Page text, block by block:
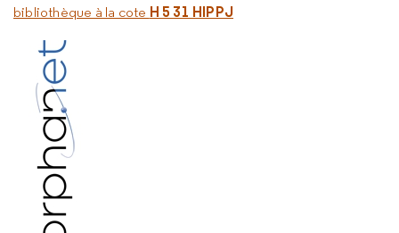
bibliothèque à la cote H 5 31 HIPPJ